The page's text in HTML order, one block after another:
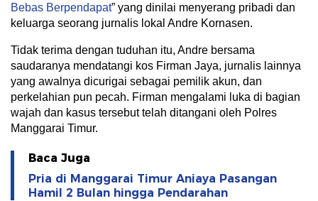
Bebas Berpendapat” yang dinilai menyerang pribadi dan
keluarga seorang jurnalis lokal Andre Kornasen.
Tidak terima dengan tuduhan itu, Andre bersama
saudaranya mendatangi kos Firman Jaya, jurnalis lainnya
yang awalnya dicurigai sebagai pemilik akun, dan
perkelahian pun pecah. Firman mengalami luka di bagian
wajah dan kasus tersebut telah ditangani oleh Polres
Manggarai Timur.
Baca Juga
Pria di Manggarai Timur Aniaya Pasangan
Hamil 2 Bulan hingga Pendarahan